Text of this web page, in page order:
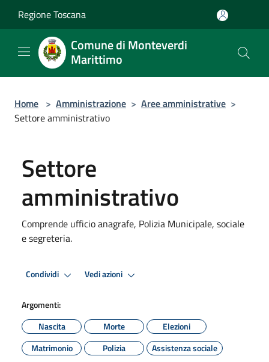
Regione Toscana
Comune di Monteverdi
Marittimo
Home > Amministrazione > Aree amministrative >
Settore amministrativo
Settore
amministrativo
Comprende ufficio anagrafe, Polizia Municipale, sociale
e segreteria.
Condividi Vedi azioni
Argomenti:
Nascita
Morte
Elezioni
Matrimonio
Polizia
Assistenza sociale